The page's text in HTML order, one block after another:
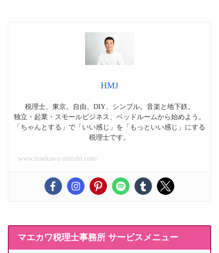
HMJ
税理士、東京。自由、DIY、シンプル。音楽と地下鉄。
独立・起業・スモールビジネス、ベッドルームから始めよう。
「ちゃんとする」で「いい感じ」を「もっといい感じ」にする
税理士です。
www.maekawa-zeirishi.com/
マエカワ税理士事務所 サービスメニュー